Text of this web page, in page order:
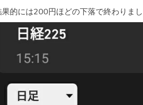
果的には200円ほどの下落で終わりまし